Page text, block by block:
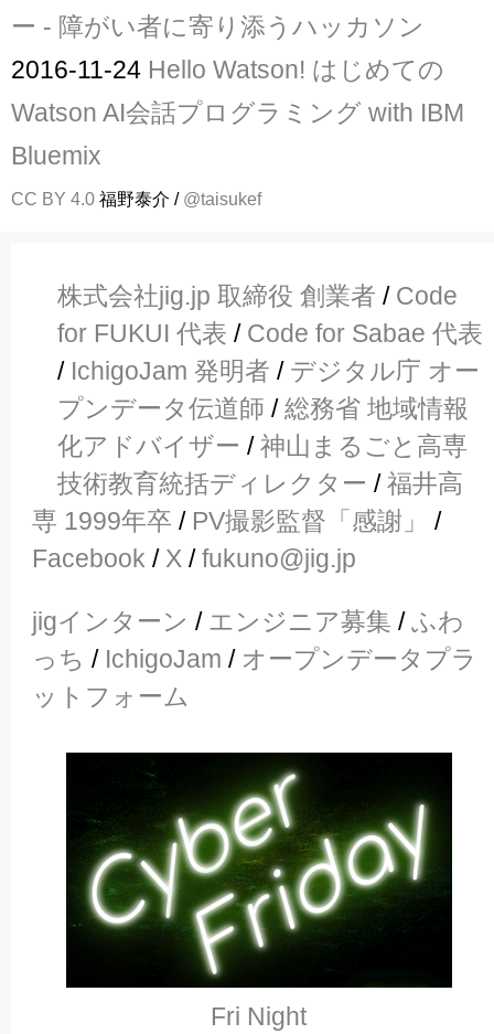
ー - 障がい者に寄り添うハッカソン
2016-11-24 Hello Watson! はじめての
Watson AI会話プログラミング with IBM
Bluemix
CC BY 4.0 福野泰介 / @taisukef
株式会社jig.jp 取締役 創業者 / Code
for FUKUI 代表 / Code for Sabae 代表
/ IchigoJam 発明者 / デジタル庁 オー
プンデータ伝道師 /総務省 地域情報
化アドバイザー /神山まるごと高専
技術教育統括ディレクター /福井高
専 1999年卒 / PV撮影監督「感謝」
/
Facebook / X /fukuno@jig.jp
jigインターン / エンジニア募集 /ふわ
っち / IchigoJam / オープンデータプラ
ットフォーム
Fri Night